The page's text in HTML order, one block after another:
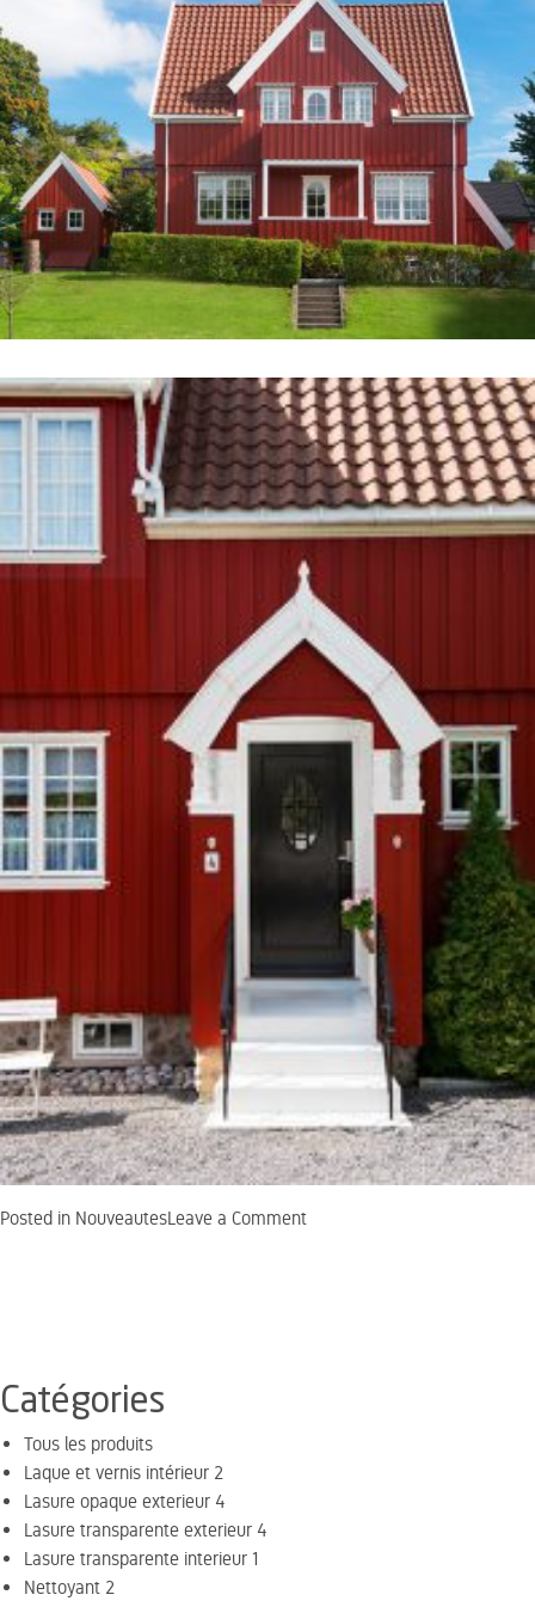
Posted in NouveautesLeave a Comment
Catégories
Tous les produits
Laque et vernis intérieur 2
Lasure opaque exterieur 4
Lasure transparente exterieur 4
Lasure transparente interieur 1
Nettoyant 2